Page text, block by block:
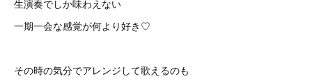
生演奏でしか味わえない
一期一会な感覚が何より好き♡
その時の気分でアレンジして歌えるのも